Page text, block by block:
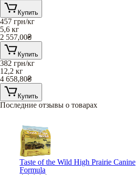
Купить
457 грн/кг
5,6 кг
2 557,00₴
Купить
382 грн/кг
12,2 кг
4 658,80₴
Купить
Последние отзывы о товарах
Taste of the Wild High Prairie Canine
Formula